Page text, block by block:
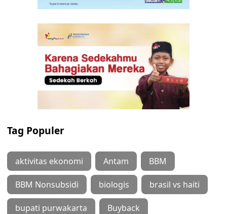
Tag Populer
aktivitas ekonomi Antam BBM
BBM Nonsubsidi biologis brasil vs haiti
bupati purwakarta Buyback